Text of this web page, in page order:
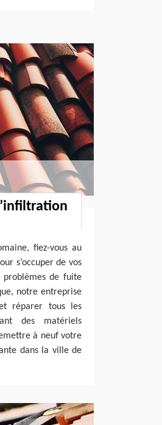
fiez-vous au
s’occuper de vos
problèmes de fuite
notre entreprise
réparer tous les
des matériels
à neuf votre
dans la ville de